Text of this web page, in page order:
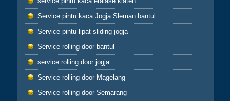
hikmah 4
Apabila telah ditunaikan sholat,maka
bertebaranlah kamu dimuka bumi dan carilah
karunia Allah dan ingatlah allah banyak-
banyak agar kamu beruntung (Q.S.62:10)
Sahabatku..karunia Allah tak hanya berbentuk
uang,bisa
ilmu,hikmah,kesehatan,silaturahmi,kekuatan
Service pintu kaca Jogja Sleman bantul
Service pintu lipat sliding jogja
Service rolling door bantul
service rolling door jogja
Service rolling door Magelang
Service rolling door Semarang